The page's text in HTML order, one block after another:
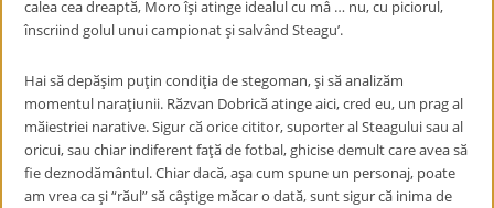
calea cea dreaptӑ, Moro îşi atinge idealul cu mâ … nu, cu piciorul,
înscriind golul unui campionat şi salvând Steagu’.
Hai sӑ depӑşim puţin condiţia de stegoman, şi sӑ analizӑm
momentul naraţiunii. Rӑzvan Dobricӑ atinge aici, cred eu, un prag al
mӑiestriei narative. Sigur cӑ orice cititor, suporter al Steagului sau al
oricui, sau chiar indiferent faţӑ de fotbal, ghicise demult care avea sӑ
fie deznodӑmântul. Chiar dacӑ, aşa cum spune un personaj, poate
am vrea ca şi “rӑul” sӑ câştige mӑcar o datӑ, sunt sigur cӑ inima de